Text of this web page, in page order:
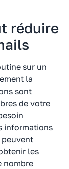
réduire
sur un
la
sont
de votre
informations
peuvent
les
nombre